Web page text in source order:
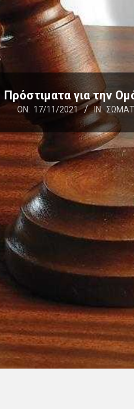
Πρόστιματα για την
ON: 17/11/2021 IN: